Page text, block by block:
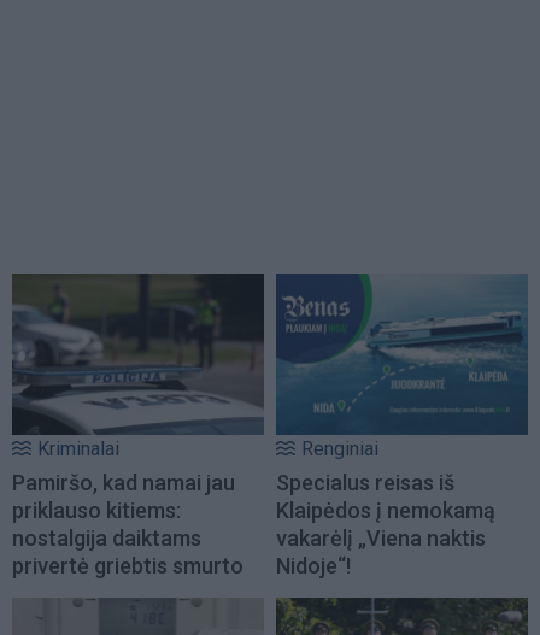
Kriminalai
Pamiršo, kad namai jau
priklauso kitiems:
nostalgija daiktams
privertė griebtis smurto
Renginiai
Specialus reisas iš
Klaipėdos į nemokamą
vakarėlį „Viena naktis
Nidoje“!